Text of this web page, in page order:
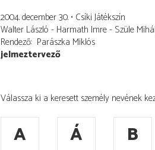
2004. december 30. Csíki Játékszín
Walter László - Harmath Imre - Szüle
Rendező Parászka Miklós
jelmeztervező
Válassza ki a keresett személy nevének
A Á B